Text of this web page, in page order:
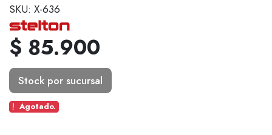
SKU: X-636
$ 85.900
Stock por sucursal
Agotado.